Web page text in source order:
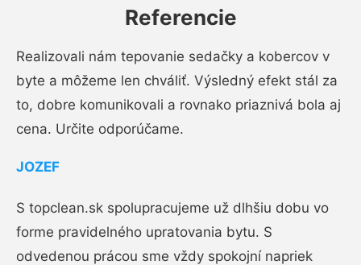
Referencie
Realizovali nám tepovanie sedačky a kobercov v
byte a môžeme len chváliť. Výsledný efekt stál za
to, dobre komunikovali a rovnako priaznivá bola aj
cena. Určite odporúčame.
JOZEF
S topclean.sk spolupracujeme už dlhšiu dobu vo
forme pravidelného upratovania bytu. S
odvedenou prácou sme vždy spokojní napriek